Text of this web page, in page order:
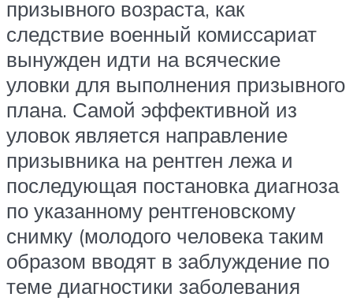
призывного возраста, как
следствие военный комиссариат
вынужден идти на всяческие
уловки для выполнения призывного
плана. Самой эффективной из
уловок является направление
призывника на рентген лежа и
последующая постановка диагноза
по указанному рентгеновскому
снимку (молодого человека таким
образом вводят в заблуждение по
теме диагностики заболевания